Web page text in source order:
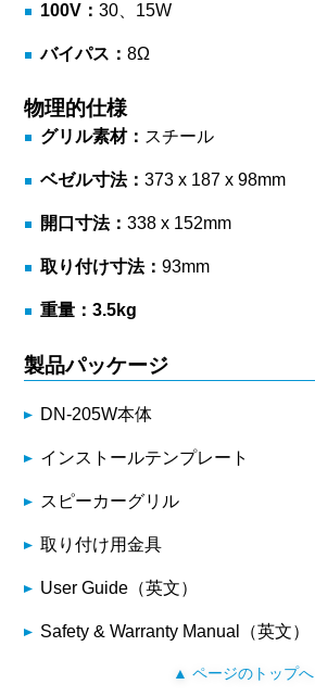
100V：30、15W
バイパス：8Ω
物理的仕様
グリル素材： スチール
ベゼル寸法：373 x 187 x 98mm
開口寸法：338 x 152mm
取り付け寸法：93mm
重量：3.5kg
製品パッケージ
DN-205W本体
インストールテンプレート
スピーカーグリル
取り付け用金具
User Guide（英文）
Safety & Warranty Manual（英文）
▲ ページのトップへ